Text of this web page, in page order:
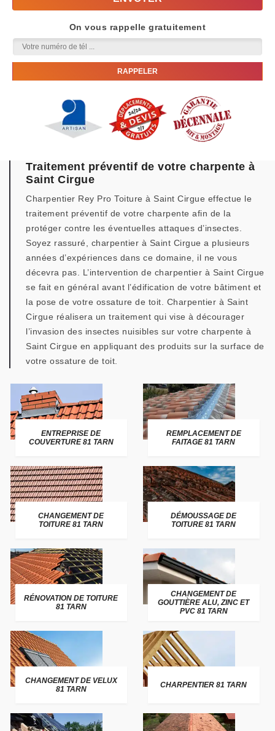
On vous rappelle gratuitement
Traitement préventif de votre charpente à
Saint Cirgue
Charpentier Rey Pro Toiture à Saint Cirgue effectue le
traitement préventif de votre charpente afin de la
protéger contre les éventuelles attaques d’insectes.
Soyez rassuré, charpentier à Saint Cirgue a plusieurs
années d’expériences dans ce domaine, il ne vous
décevra pas. L’intervention de charpentier à Saint Cirgue
se fait en général avant l’édification de votre bâtiment et
la pose de votre ossature de toit. Charpentier à Saint
Cirgue réalisera un traitement qui vise à décourager
l’invasion des insectes nuisibles sur votre charpente à
Saint Cirgue en appliquant des produits sur la surface de
votre ossature de toit.
ENTREPRISE DE
COUVERTURE 81 TARN
REMPLACEMENT DE
FAITAGE 81 TARN
CHANGEMENT DE
TOITURE 81 TARN
DÉMOUSSAGE DE
TOITURE 81 TARN
RÉNOVATION DE TOITURE
81 TARN
CHANGEMENT DE
GOUTTIÈRE ALU, ZINC ET
PVC 81 TARN
CHANGEMENT DE VELUX
81 TARN
CHARPENTIER 81 TARN